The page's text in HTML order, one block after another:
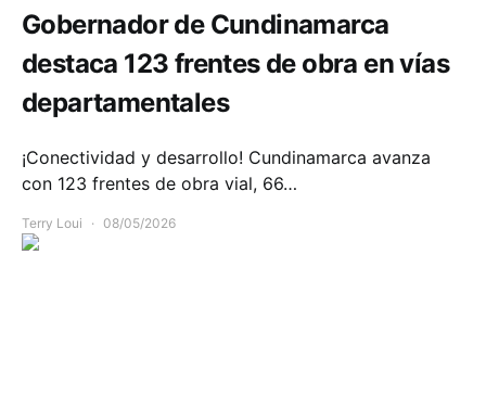
Gobernador de Cundinamarca
destaca 123 frentes de obra en vías
departamentales
¡Conectividad y desarrollo! Cundinamarca avanza
con 123 frentes de obra vial, 66…
Terry Loui 08/05/2026